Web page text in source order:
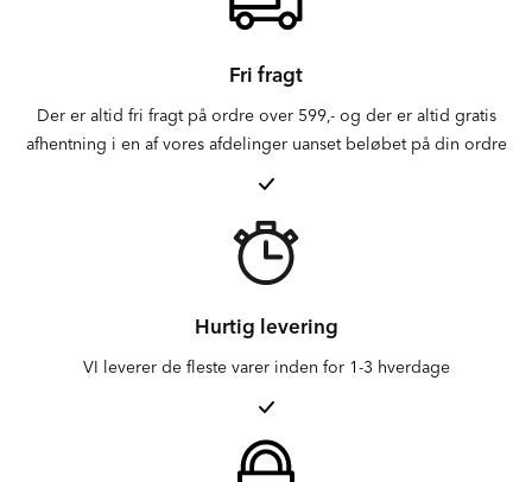
Fri fragt
Der er altid fri fragt på ordre over 599,- og der er altid gratis
afhentning i en af vores afdelinger uanset beløbet på din ordre
Hurtig levering
VI leverer de fleste varer inden for 1-3 hverdage